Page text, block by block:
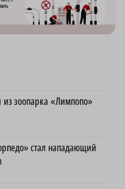
зоопарка «Лимпопо»
стал нападающий